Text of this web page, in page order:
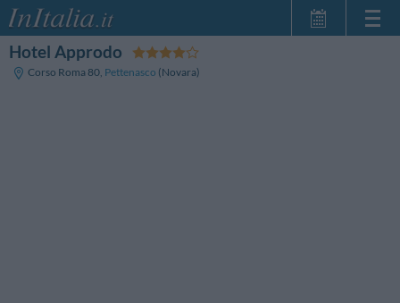
Hotel Approdo
Corso Roma 80, Pettenasco (Novara)